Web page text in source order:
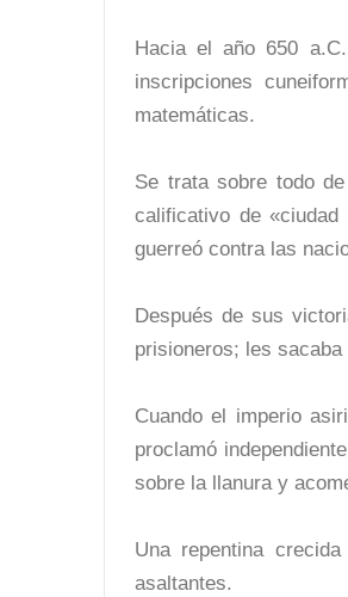
Hacia el año 650
inscripciones
matemáticas.
Se trata sobre todo
calificativo de
guerreó contra las
Después de sus
prisioneros; les
Cuando el imperio
proclamó
sobre la llanura y
Una repentina
asaltantes.